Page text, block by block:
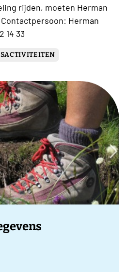
rijden, moeten Herman
Herman
14 33